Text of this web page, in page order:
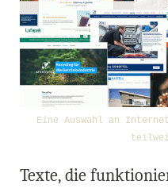
Eine Auswahl an
Texte, die